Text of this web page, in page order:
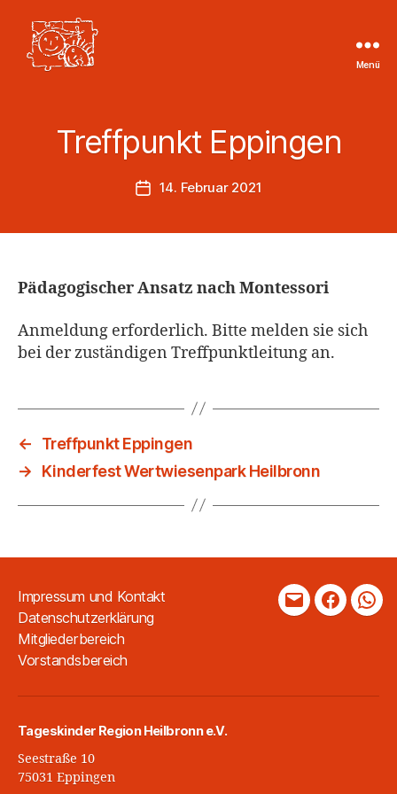
Menü
Treffpunkt Eppingen
Veröffentlichungsdatum
14. Februar 2021
Pädagogischer Ansatz nach Montessori
Anmeldung erforderlich. Bitte melden sie sich
bei der zuständigen Treffpunktleitung an.
←
Treffpunkt Eppingen
→
Kinderfest Wertwiesenpark Heilbronn
Impressum und Kontakt
Datenschutzerklärung
Mitgliederbereich
Vorstandsbereich
Mail
Tageskinder Region Heilbronn e.V.
Seestraße 10
75031 Eppingen